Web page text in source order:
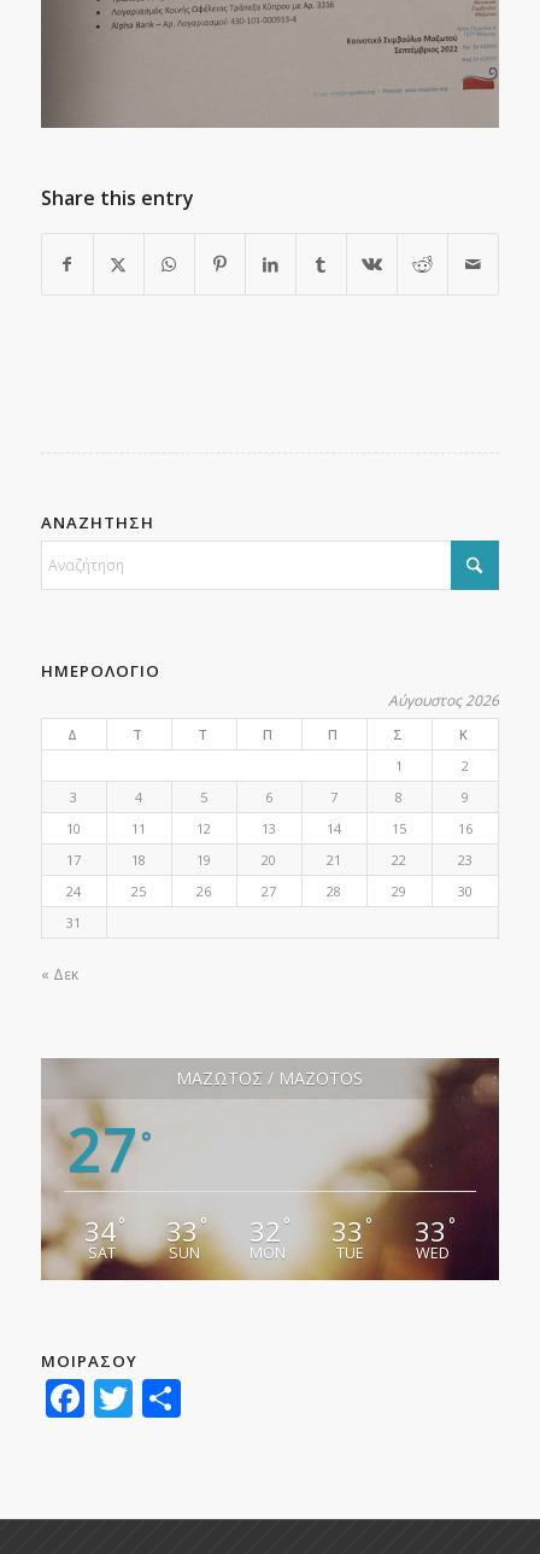
Share this entry
ΑΝΑΖΗΤΗΣΗ
ΗΜΕΡΟΛΟΓΙΟ
Αύγουστος 2026
Δ Τ Τ Π Π Σ
Κ
1
2
3
4 5 6 7 8
9
10
11 12 13 14 15
16
17
18 19 20 21 22
23
24
25 26 27 28 29
30
31
« Δεκ
ΜΑΖΩΤΟΣ / MAZOTOS
27 °
34°
SAT
33°
SUN
32 °
MON
33 °
TUE
33 °
WED
ΜΟΙΡΑΣΟΥ
Facebook
Twitter
Μοιραστείτε